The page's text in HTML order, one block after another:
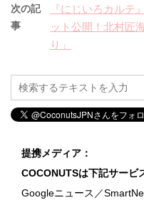
次の記
事
『にじいろカルテ
ット公開！北村匠
り」
提携メディア：
COCONUTSは下記サービ
Googleニュース／